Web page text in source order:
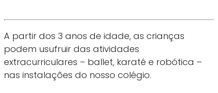
A partir dos 3 anos de idade, as crianças
podem usufruir das atividades
extracurriculares – ballet, karaté e robótica –
nas instalações do nosso colégio.